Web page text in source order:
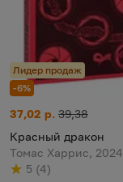
Лидер продаж
-6%
Красный дракон
Цена:
37,02 р.
Старая цена:
39,38
Красный дракон
Томас Харрис, 2024
Рейтинг
5
из 5 (
по результату
4
голосов)